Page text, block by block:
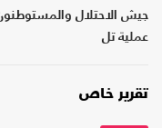
جيش الاحتلال
عملية تل
تقرير خاص